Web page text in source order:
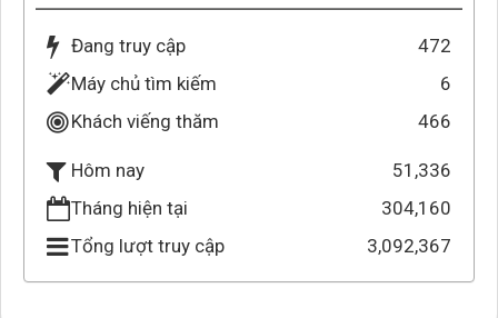
Đang truy cập
472
Máy chủ tìm kiếm
6
Khách viếng thăm
466
Hôm nay
51,336
Tháng hiện tại
304,160
Tổng lượt truy cập
3,092,367